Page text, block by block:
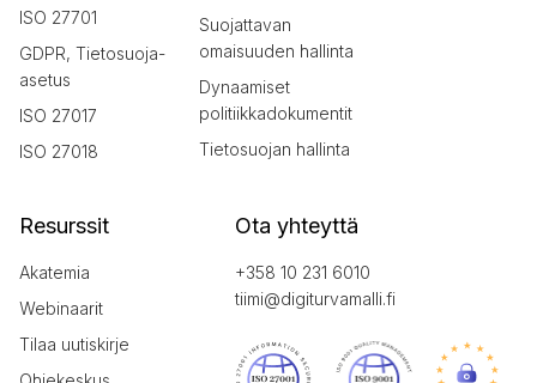
ISO 27701
GDPR, Tietosuoja-
asetus
ISO 27017
ISO 27018
Suojattavan
omaisuuden hallinta
Dynaamiset
politiikkadokumentit
Tietosuojan hallinta
Resurssit
Akatemia
Webinaarit
Tilaa uutiskirje
Ota yhteyttä
+358 10 231 6010
tiimi@digiturvamalli.fi